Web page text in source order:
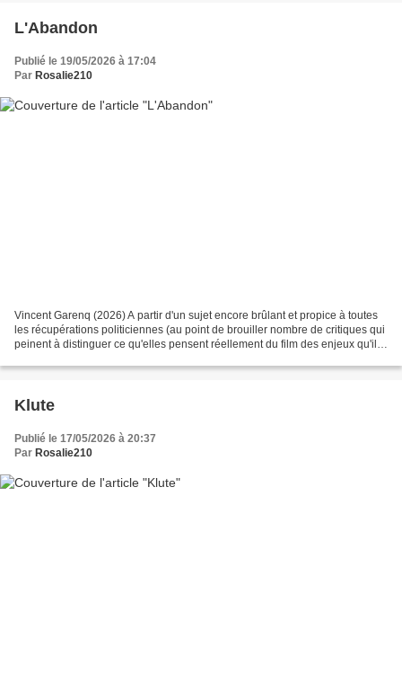
L'Abandon
Publié le 19/05/2026 à 17:04
Par Rosalie210
Vincent Garenq (2026) A partir d'un sujet encore brûlant et propice à toutes
les récupérations politiciennes (au point de brouiller nombre de critiques qui
peinent à distinguer ce qu'elles pensent réellement du film des enjeux qu'il
Klute
Publié le 17/05/2026 à 20:37
Par Rosalie210